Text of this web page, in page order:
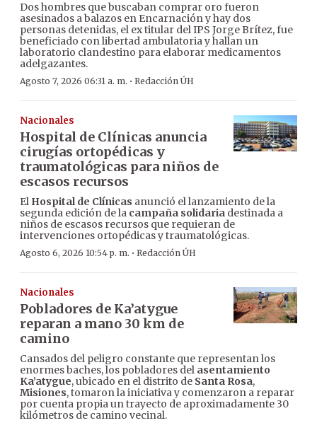
Dos hombres que buscaban comprar oro fueron
asesinados a balazos en Encarnación y hay dos
personas detenidas, el ex titular del IPS Jorge Brítez, fue
beneficiado con libertad ambulatoria y hallan un
laboratorio clandestino para elaborar medicamentos
adelgazantes.
Agosto 7, 2026 06:31 a. m. · Redacción ÚH
Nacionales
Hospital de Clínicas anuncia
cirugías ortopédicas y
traumatológicas para niños de
escasos recursos
El Hospital de Clínicas anunció el lanzamiento de la
segunda edición de la campaña solidaria destinada a
niños de escasos recursos que requieran de
intervenciones ortopédicas y traumatológicas.
Agosto 6, 2026 10:54 p. m. · Redacción ÚH
Nacionales
Pobladores de Ka’atygue
reparan a mano 30 km de
camino
Cansados del peligro constante que representan los
enormes baches, los pobladores del asentamiento
Ka’atygue, ubicado en el distrito de Santa Rosa,
Misiones, tomaron la iniciativa y comenzaron a reparar
por cuenta propia un trayecto de aproximadamente 30
kilómetros de camino vecinal.